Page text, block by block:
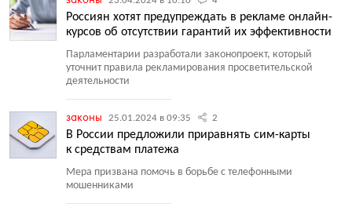
Россиян хотят предупреждать в рекламе онлайн-
курсов об отсутствии гарантий их эффективности
Парламентарии разработали законопроект, который
уточнит правила рекламирования просветительской
деятельности
законы 25.01.2024 в 09:35 2
В России предложили приравнять сим-карты
к средствам платежа
Мера призвана помочь в борьбе с телефонными
мошенниками